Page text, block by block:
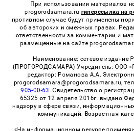
При использовании материалов
progorodsamara.ru гиперссылка на
противном случае будут применены
об авторских и смежных правах.
ответственности за комментарии и
размещенные на сайте
Наименование: сетевое издание
(ПРОГОРОДСАМАРА) Учредитель: ООО
редактор: Романова А.А.
progorodsamara@progorodsamara.ru,
905-00-63 . Свидетельство о
65325 от 12 апреля 2016г. выдано
надзору в сфере связи,
коммуникаций. Возрастная
«На информационном ресурсе